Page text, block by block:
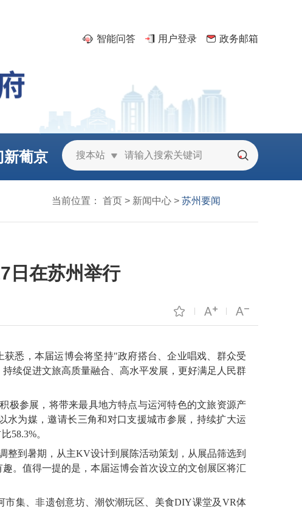
智能问答 用户登录 政务邮箱
搜本站
新葡京
当前位置： 首页> 新闻中心> 苏州要闻
日在苏州举行
悉，本届运博会将坚持"政府搭台、企业唱戏、群众受
续促进文旅高质量融合、高水平发展，更好满足人民群
极参展，将带来最具地方特点与运河特色的文旅资源产
水为媒，邀请长三角和对口支援城市参展，持续扩大运
58.3%。
整到暑期，从主KV设计到展陈活动策划，从展品筛选到
。值得一提的是，本届运博会首次设立的文创展区将汇
集、非遗创意坊、潮饮潮玩区、美食DIY课堂及VR体